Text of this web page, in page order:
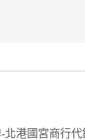
北港國宮商行代